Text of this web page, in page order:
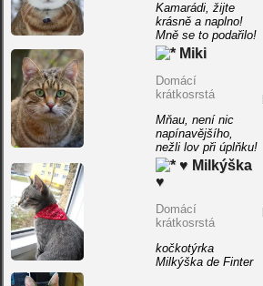
Kamarádi, žijte
krásně a naplno!
Mně se to podařilo!
Miki
Domácí
krátkosrstá
Mňau, není nic
napínavějšího,
nežli lov při úplňku!
♥ Milkýška
♥
Domácí
krátkosrstá
kočkotýrka
Milkýška de Finter